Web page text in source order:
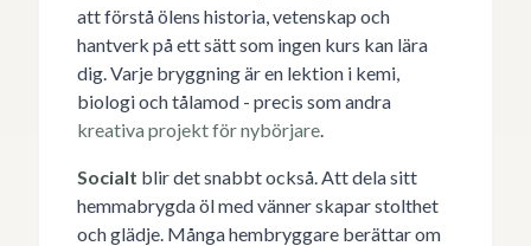
att förstå ölens historia, vetenskap och
hantverk på ett sätt som ingen kurs kan lära
dig. Varje bryggning är en lektion i kemi,
biologi och tålamod - precis som andra
kreativa projekt för nybörjare.
Socialt blir det snabbt också. Att dela sitt
hemmabrygda öl med vänner skapar stolthet
och glädje. Många hembryggare berättar om